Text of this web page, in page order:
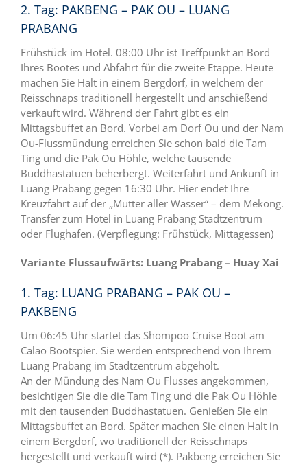
2. Tag: PAKBENG – PAK OU – LUANG
PRABANG
Frühstück im Hotel. 08:00 Uhr ist Treffpunkt an Bord
Ihres Bootes und Abfahrt für die zweite Etappe. Heute
machen Sie Halt in einem Bergdorf, in welchem der
Reisschnaps traditionell hergestellt und anschießend
verkauft wird. Während der Fahrt gibt es ein
Mittagsbuffet an Bord. Vorbei am Dorf Ou und der Nam
Ou-Flussmündung erreichen Sie schon bald die Tam
Ting und die Pak Ou Höhle, welche tausende
Buddhastatuen beherbergt. Weiterfahrt und Ankunft in
Luang Prabang gegen 16:30 Uhr. Hier endet Ihre
Kreuzfahrt auf der „Mutter aller Wasser“ – dem Mekong.
Transfer zum Hotel in Luang Prabang Stadtzentrum
oder Flughafen. (Verpflegung: Frühstück, Mittagessen)
Variante Flussaufwärts: Luang Prabang – Huay Xai
1. Tag: LUANG PRABANG – PAK OU –
PAKBENG
Um 06:45 Uhr startet das Shompoo Cruise Boot am
Calao Bootspier. Sie werden entsprechend von Ihrem
Luang Prabang im Stadtzentrum abgeholt.
An der Mündung des Nam Ou Flusses angekommen,
besichtigen Sie die die Tam Ting und die Pak Ou Höhle
mit den tausenden Buddhastatuen. Genießen Sie ein
Mittagsbuffet an Bord. Später machen Sie einen Halt in
einem Bergdorf, wo traditionell der Reisschnaps
hergestellt und verkauft wird (*). Pakbeng erreichen Sie